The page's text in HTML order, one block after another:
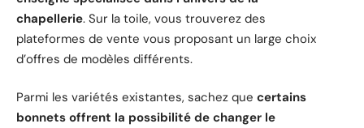
chapellerie. Sur la toile, vous trouverez des
plateformes de vente vous proposant un large choix
d’offres de modèles différents.
Parmi les variétés existantes, sachez que certains
bonnets offrent la possibilité de changer le